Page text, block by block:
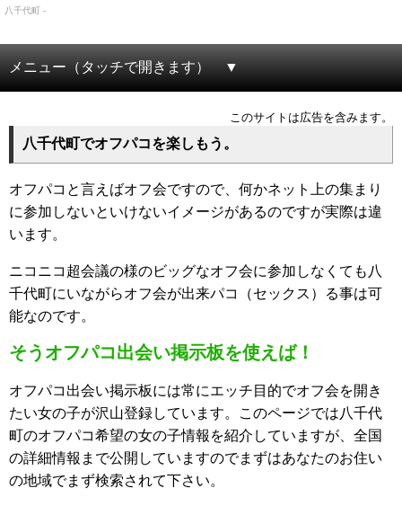
八千代町 -
メニュー（タッチで開きます）
このサイトは広告を含みます。
八千代町でオフパコを楽しもう。
オフパコと言えばオフ会ですので、何かネット上の集まり
に参加しないといけないイメージがあるのですが実際は違
います。
ニコニコ超会議の様のビッグなオフ会に参加しなくても八
千代町にいながらオフ会が出来パコ（セックス）る事は可
能なのです。
そうオフパコ出会い掲示板を使えば！
オフパコ出会い掲示板には常にエッチ目的でオフ会を開き
たい女の子が沢山登録しています。このページでは八千代
町のオフパコ希望の女の子情報を紹介していますが、全国
の詳細情報まで公開していますのでまずはあなたのお住い
の地域でまず検索されて下さい。